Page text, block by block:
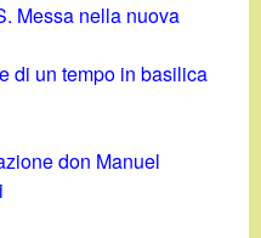
Messa nella nuova
di un tempo in basilica
don Manuel